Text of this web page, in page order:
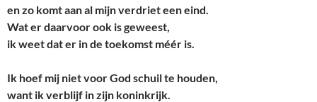
en zo komt aan al mijn verdriet een eind.
Wat er daarvoor ook is geweest,
ik weet dat er in de toekomst méér is.
Ik hoef mij niet voor God schuil te houden,
want ik verblijf in zijn koninkrijk.